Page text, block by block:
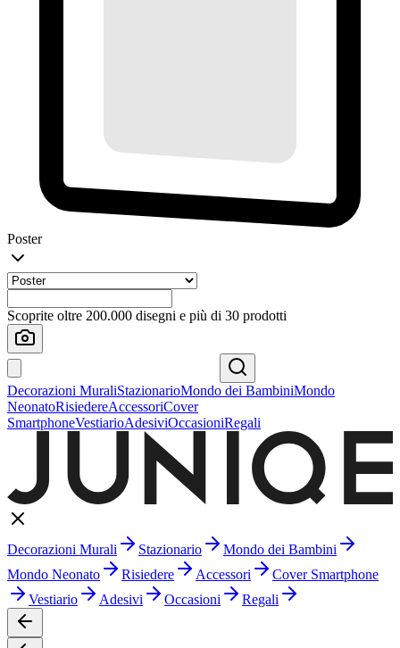
Poster
Scoprite oltre 200.000 disegni e più di 30 prodotti
Decorazioni MuraliStazionarioMondo dei BambiniMondo
NeonatoRisiedereAccessoriCover
SmartphoneVestiarioAdesiviOccasioniRegali
Decorazioni Murali Stazionario
Mondo dei Bambini
Mondo Neonato
Risiedere Accessori
Cover Smartphone
Vestiario
Adesivi Occasioni Regali